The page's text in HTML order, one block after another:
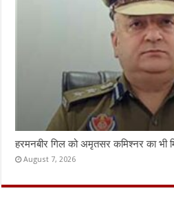
हरमनबीर गिल को अमृतसर कमिश्नर का भी
August 7, 2026